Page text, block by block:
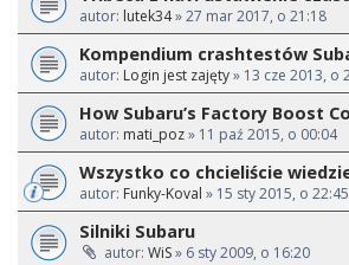
autor: lutek34» 27 mar 2017, o 21:18
Kompendium crashtestów
autor: Login jest zajęty» 13 cze 2013, o
How Subaru’s Factory Boost
autor: mati_poz» 11 paź 2015, o 00:04
Wszystko co chcieliście
autor: Funky-Koval » 15 sty 2015, o 22:45
Silniki Subaru
autor: WiS» 6 sty 2009, o 16:20